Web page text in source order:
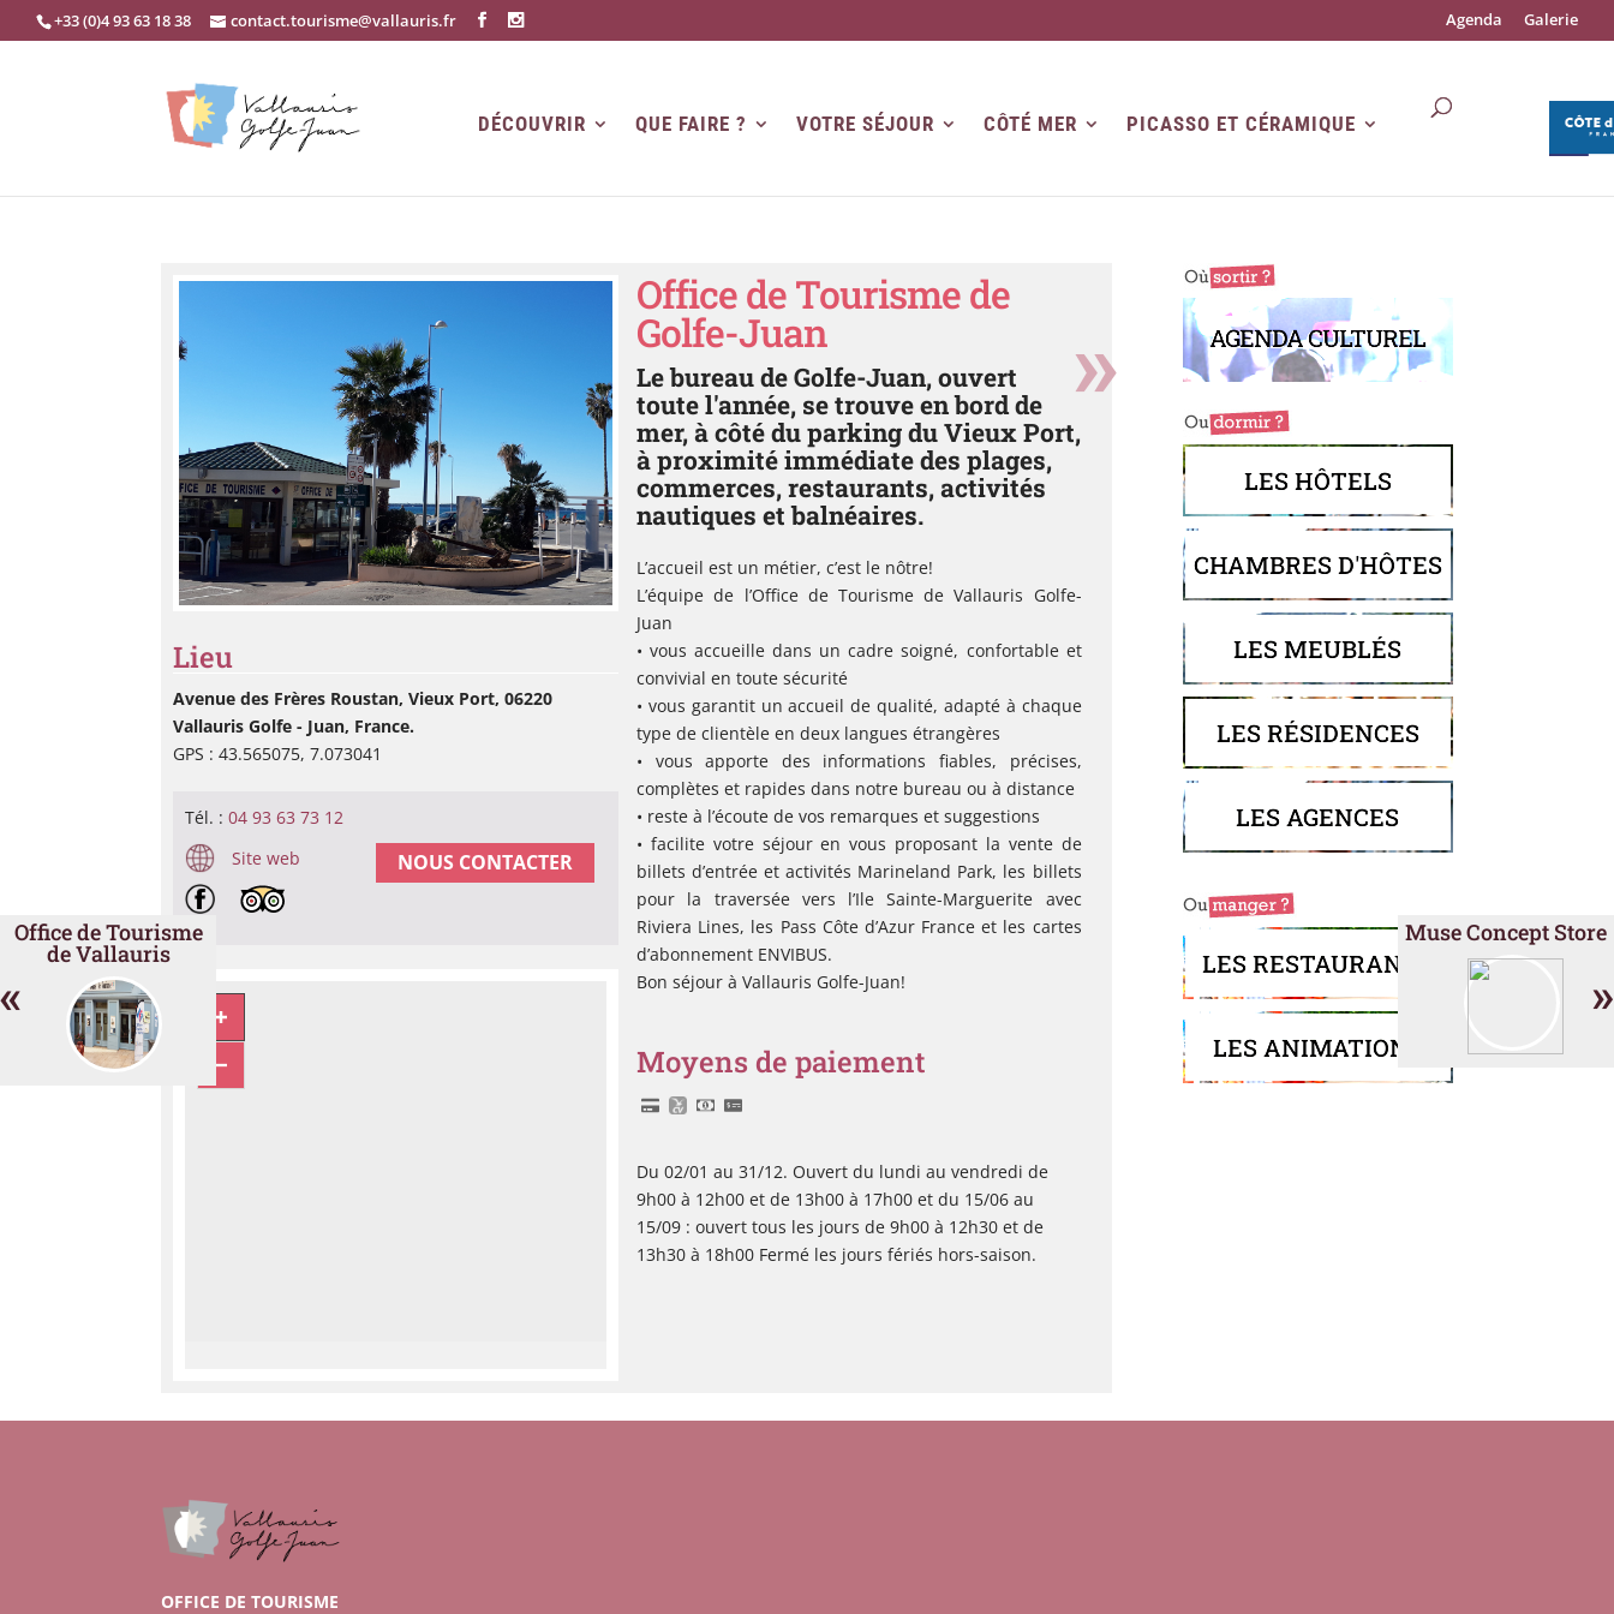
+33 (0)4 93 63 18 38 contact.tourisme@vallauris.fr Agenda Galerie
DÉCOUVRIR QUE FAIRE ? VOTRE SÉJOUR CÔTÉ MER PICASSO ET CÉRAMIQUE
«
Office de Tourisme
de Vallauris
»
Muse Concept Store
Lieu
Avenue des Frères Roustan, Vieux Port, 06220
Vallauris Golfe - Juan, France.
GPS : 43.565075, 7.073041
Tél. :04 93 63 73 12
NOUS CONTACTER
Site web
Office de Tourisme de
Golfe-Juan
Le bureau de Golfe-Juan, ouvert
toute l'année, se trouve en bord de
mer, à côté du parking du Vieux Port,
à proximité immédiate des plages,
commerces, restaurants, activités
nautiques et balnéaires.
L’accueil est un métier, c’est le nôtre!
L’équipe de l’Office de Tourisme de Vallauris Golfe-
Juan
• vous accueille dans un cadre soigné, confortable et
convivial en toute sécurité
• vous garantit un accueil de qualité, adapté à chaque
type de clientèle en deux langues étrangères
• vous apporte des informations fiables, précises,
complètes et rapides dans notre bureau ou à distance
• reste à l’écoute de vos remarques et suggestions
• facilite votre séjour en vous proposant la vente de
billets d’entrée et activités Marineland Park, les billets
pour la traversée vers l’Ile Sainte-Marguerite avec
Riviera Lines, les Pass Côte d’Azur France et les cartes
d’abonnement ENVIBUS.
Bon séjour à Vallauris Golfe-Juan!
Moyens de paiement
Du 02/01 au 31/12. Ouvert du lundi au vendredi de
9h00 à 12h00 et de 13h00 à 17h00 et du 15/06 au
15/09 : ouvert tous les jours de 9h00 à 12h30 et de
13h30 à 18h00 Fermé les jours fériés hors-saison.
AGENDA CULTUREL
LES HÔTELS
CHAMBRES D'HÔTES
LES MEUBLÉS
LES RÉSIDENCES
LES AGENCES
LES RESTAURANTS
LES ANIMATIONS
OFFICE DE TOURISME